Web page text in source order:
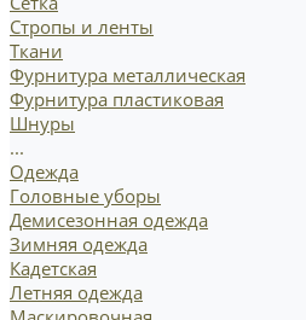
Стропы и ленты
Ткани
Фурнитура металлическая
Фурнитура пластиковая
Шнуры
...
Одежда
Головные уборы
Демисезонная одежда
Зимняя одежда
Кадетская
Летняя одежда